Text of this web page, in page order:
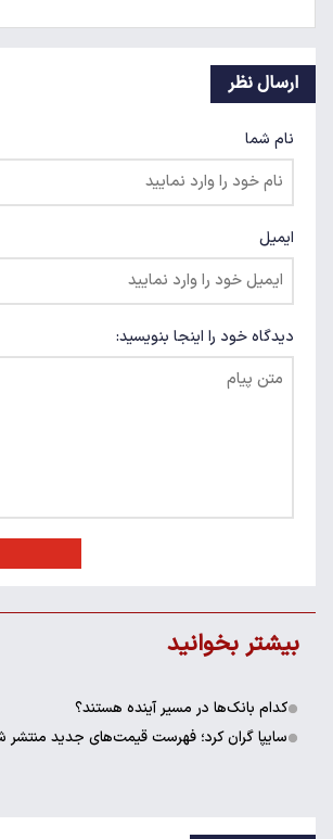
ارسال نظر
نام شما
ایمیل
دیدگاه خود را اینجا بنویسید:
بیشتر بخوانید
کدام بانک‌ها در مسیر آینده هستند؟
سایپا گران کرد؛ فهرست قیمت‌های جدید منتشر